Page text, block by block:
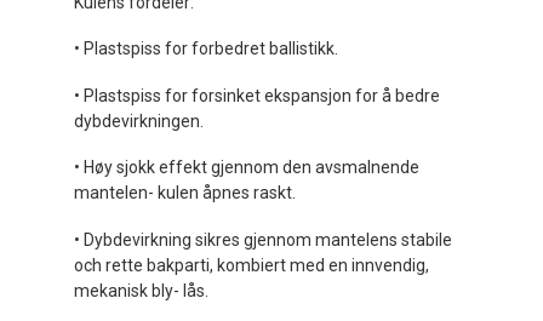
• Plastspiss for forbedret ballistikk.
• Plastspiss for forsinket ekspansjon for å bedre
dybdevirkningen.
• Høy sjokk effekt gjennom den avsmalnende
mantelen- kulen åpnes raskt.
• Dybdevirkning sikres gjennom mantelens stabile
och rette bakparti, kombiert med en innvendig,
mekanisk bly- lås.